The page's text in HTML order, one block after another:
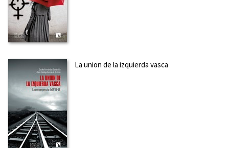
La union de la izquierda vasca